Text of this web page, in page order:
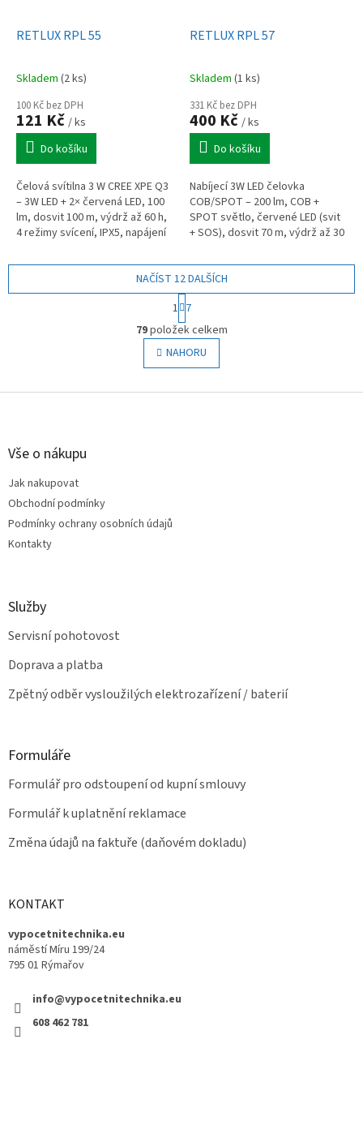
RETLUX RPL 55
Skladem (2 ks)
100 Kč bez DPH
121 Kč / ks
Do košíku
Čelová svítilna 3 W CREE XPE Q3
– 3W LED + 2× červená LED, 100
lm, dosvit 100 m, výdrž až 60 h,
4 režimy svícení, IPX5, napájení
RETLUX RPL 57
Skladem (1 ks)
331 Kč bez DPH
400 Kč / ks
Do košíku
Nabíjecí 3W LED čelovka
COB/SPOT – 200 lm, COB +
SPOT světlo, červené LED (svit
+ SOS), dosvit 70 m, výdrž až 30
nabíjení, IPX7, 82 g.
O
v
l
á
NAČÍST 12 DALŠÍCH
S
t
r
á
n
k
v
1 7
79položek celkem
NAHORU
Z
Vše o nákupu
Jak nakupovat
Obchodní podmínky
Podmínky ochrany osobních údajů
Kontakty
Služby
Servisní pohotovost
Doprava a platba
Zpětný odběr vysloužilých elektrozařízení / baterií
Formuláře
Formulář pro odstoupení od kupní smlouvy
Formulář k uplatnění reklamace
Změna údajů na faktuře (daňovém dokladu)
KONTAKT
vypocetnitechnika.eu
náměstí Míru 199/24
795 01 Rýmařov
info@vypocetnitechnika.eu
608 462 781